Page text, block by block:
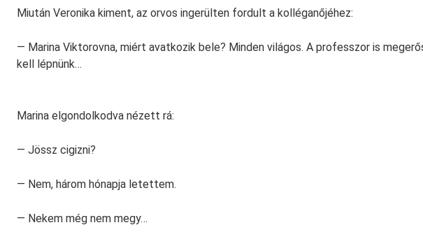
Miután Veronika kiment, az orvos ingerülten fordult a kolléganőjéhez:
— Marina Viktorovna, miért avatkozik bele? Minden világos. A professzor is
kell lépnünk…
Marina elgondolkodva nézett rá:
— Jössz cigizni?
— Nem, három hónapja letettem.
— Nekem még nem megy…